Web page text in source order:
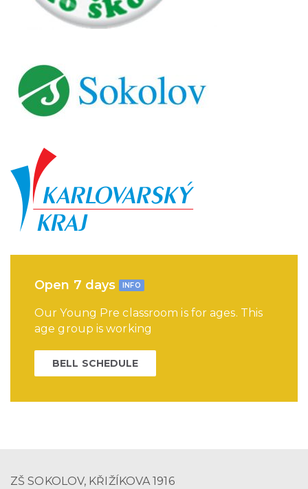
Open 7 days INFO
Our Young Pre classroom is for ages. This
age group is working
BELL SCHEDULE
ZŠ SOKOLOV, KŘIŽÍKOVA 1916